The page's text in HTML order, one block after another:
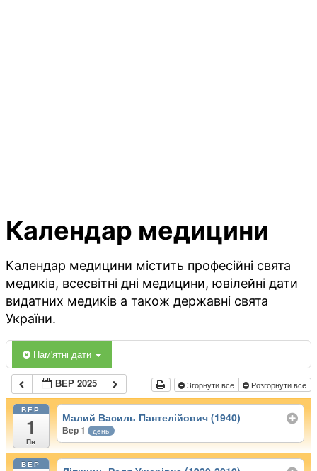
Календар медицини
Календар медицини містить професійні свята
медиків, всесвітні дні медицини, ювілейні дати
видатних медиків а також державні свята
України.
Пам'ятні дати
ВЕР 2025 Згорнути все Розгорнути все
ВЕР
1
Пн
Малий Василь Пантелійович (1940)
Вер 1 день
ВЕР